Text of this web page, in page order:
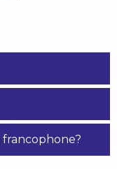
francophone?